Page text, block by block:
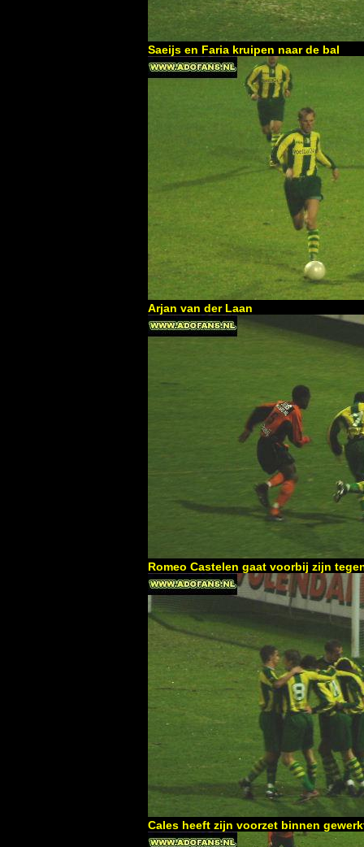
Saeijs en Faria kruipen naar de bal
Arjan van der Laan
Romeo Castelen gaat voorbij zijn
Cales heeft zijn voorzet binnen